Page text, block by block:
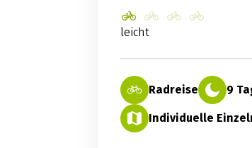
leicht
Radreise 9
Individuelle